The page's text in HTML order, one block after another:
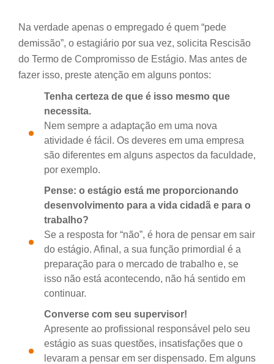
Na verdade apenas o empregado é quem “pede
demissão”, o estagiário por sua vez, solicita Rescisão
do Termo de Compromisso de Estágio. Mas antes de
fazer isso, preste atenção em alguns pontos:
Tenha certeza de que é isso mesmo que
necessita.
Nem sempre a adaptação em uma nova
atividade é fácil. Os deveres em uma empresa
são diferentes em alguns aspectos da faculdade,
por exemplo.
Pense: o estágio está me proporcionando
desenvolvimento para a vida cidadã e para o
trabalho?
Se a resposta for “não”, é hora de pensar em sair
do estágio. Afinal, a sua função primordial é a
preparação para o mercado de trabalho e, se
isso não está acontecendo, não há sentido em
continuar.
Converse com seu supervisor!
Apresente ao profissional responsável pelo seu
estágio as suas questões, insatisfações que o
levaram a pensar em ser dispensado. Em alguns